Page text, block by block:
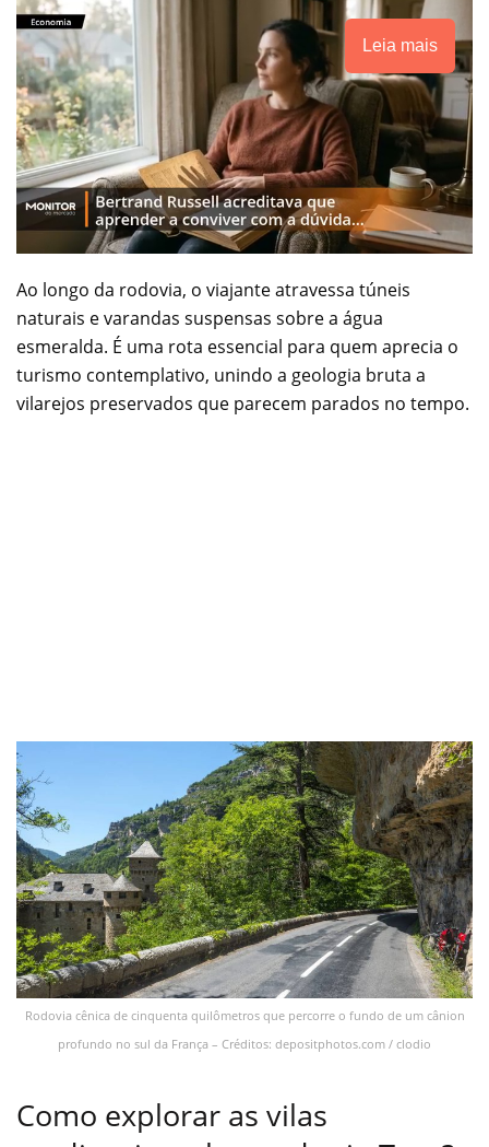
Leia mais
Ao longo da rodovia, o viajante atravessa túneis
naturais e varandas suspensas sobre a água
esmeralda. É uma rota essencial para quem aprecia o
turismo contemplativo, unindo a geologia bruta a
vilarejos preservados que parecem parados no tempo.
Rodovia cênica de cinquenta quilômetros que percorre o fundo de um cânion
profundo no sul da França – Créditos: depositphotos.com / clodio
Como explorar as vilas